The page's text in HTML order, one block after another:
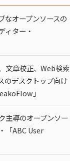
なオープンソースの
ィター・
文章校正、Web検索
のデスクトップ向け
」
主導のオープンソー
「ABC User